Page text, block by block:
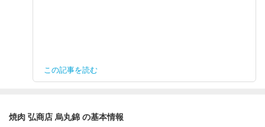
この記事を読む
焼肉 弘商店 烏丸錦 の基本情報